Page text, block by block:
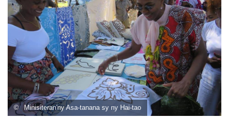
© Minisiteran'ny Asa-tanana sy ny Hai-tao